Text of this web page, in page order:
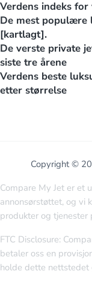
Verdens indeks for
De mest populære
[kartlagt].
De verste private
siste tre årene
Verdens beste
etter størrelse
Copyright ©
Compare My Jet er et
annonsørstøttet, og vi
produkter og
FTC Disclosure:
betaler oss en
holde dette nettstedet